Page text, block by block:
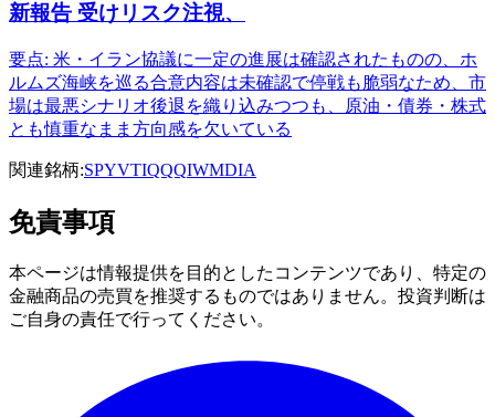
新報告 受けリスク注視、
要点: 米・イラン協議に一定の進展は確認されたものの、ホ
ルムズ海峡を巡る合意内容は未確認で停戦も脆弱なため、市
場は最悪シナリオ後退を織り込みつつも、原油・債券・株式
とも慎重なまま方向感を欠いている
関連銘柄:SPYVTIQQQIWMDIA
免責事項
本ページは情報提供を目的としたコンテンツであり、特定の
金融商品の売買を推奨するものではありません。投資判断は
ご自身の責任で行ってください。